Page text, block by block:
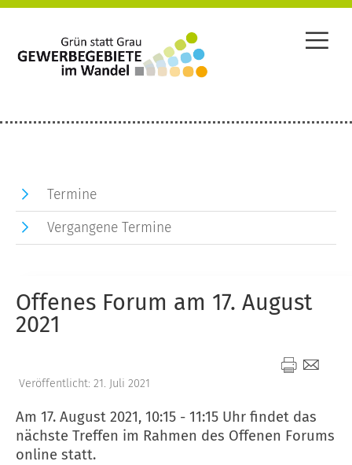
Offenes Forum am 17. August
2021
Veröffentlicht: 21. Juli 2021
Am 17. August 2021, 10:15 - 11:15 Uhr findet das
nächste Treffen im Rahmen des Offenen Forums
online statt.
Termine
Vergangene Termine